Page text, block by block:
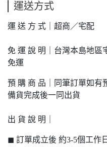
運送方式
運 送 方 式｜超商／宅配
免 運 說 明｜台灣本島地區
免運
預 購 商 品｜同筆訂單如有
備貨完成後一同出貨
出 貨 說 明｜
◼ 訂單成立後 約3-5個工作